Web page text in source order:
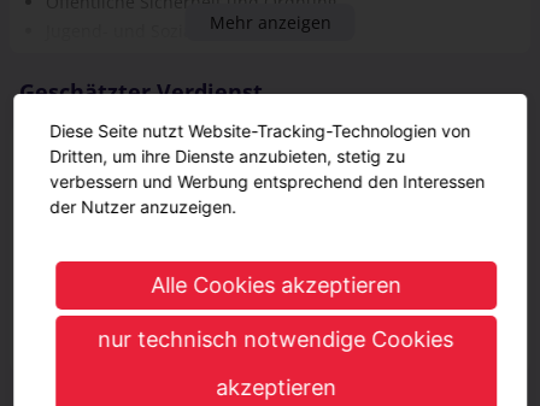
Geschätzter Verdienst
Während der Ausbildung
1509,93 € - 1630 €
1509,93 € - 1630 €
1508 € - 1630 €
1508 € - 1630 €
Nach der Ausbildung
4030 € - 4510 €
4030 € - 4510 €
Vorteile
... ein starkes Onboarding Unsere Einführungstage sowie
Diese Seite nutzt Website-Tracking-Technologien von
Dritten, um ihre Dienste anzubieten, stetig zu
verbessern und Werbung entsprechend den Interessen
der Nutzer anzuzeigen.
Alle Cookies akzeptieren
nur technisch notwendige Cookies
akzeptieren